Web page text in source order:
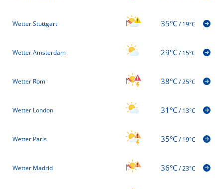
Wetter Stuttgart 35°C/19°C
Wetter Amsterdam 29°C/15°C
Wetter Rom 38°C/25°C
Wetter London 31°C/13°C
Wetter Paris 35°C/19°C
Wetter Madrid 36°C/23°C